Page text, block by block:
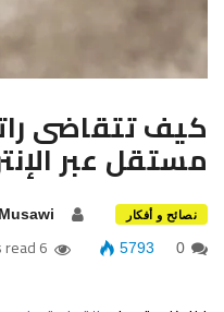
كيف تتقاضى
مستقل عبر
نصائح و أفكار
0
5793
6 minutes read